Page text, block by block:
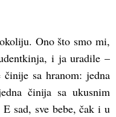
Ono što smo mi,
i ja uradile –
sa hranom: jedna
činija sa ukusnim
sad, sve bebe, čak i u